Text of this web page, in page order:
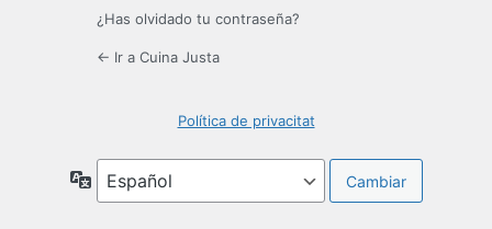
¿Has olvidado tu contraseña?
← Ir a Cuina Justa
Política de privacitat
Idioma